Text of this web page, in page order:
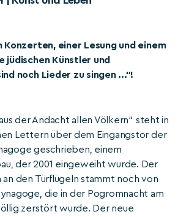
Konzerten, einer Lesung und einem
jüdischen Künstler und
noch Lieder zu singen ...“!
der Andacht allen Völkern“ steht in
Lettern über dem Eingangstor der
geschrieben, einem
der 2001 eingeweiht wurde. Der
den Türflügeln stammt noch von
die in der Pogromnacht am
zerstört wurde. Der neue